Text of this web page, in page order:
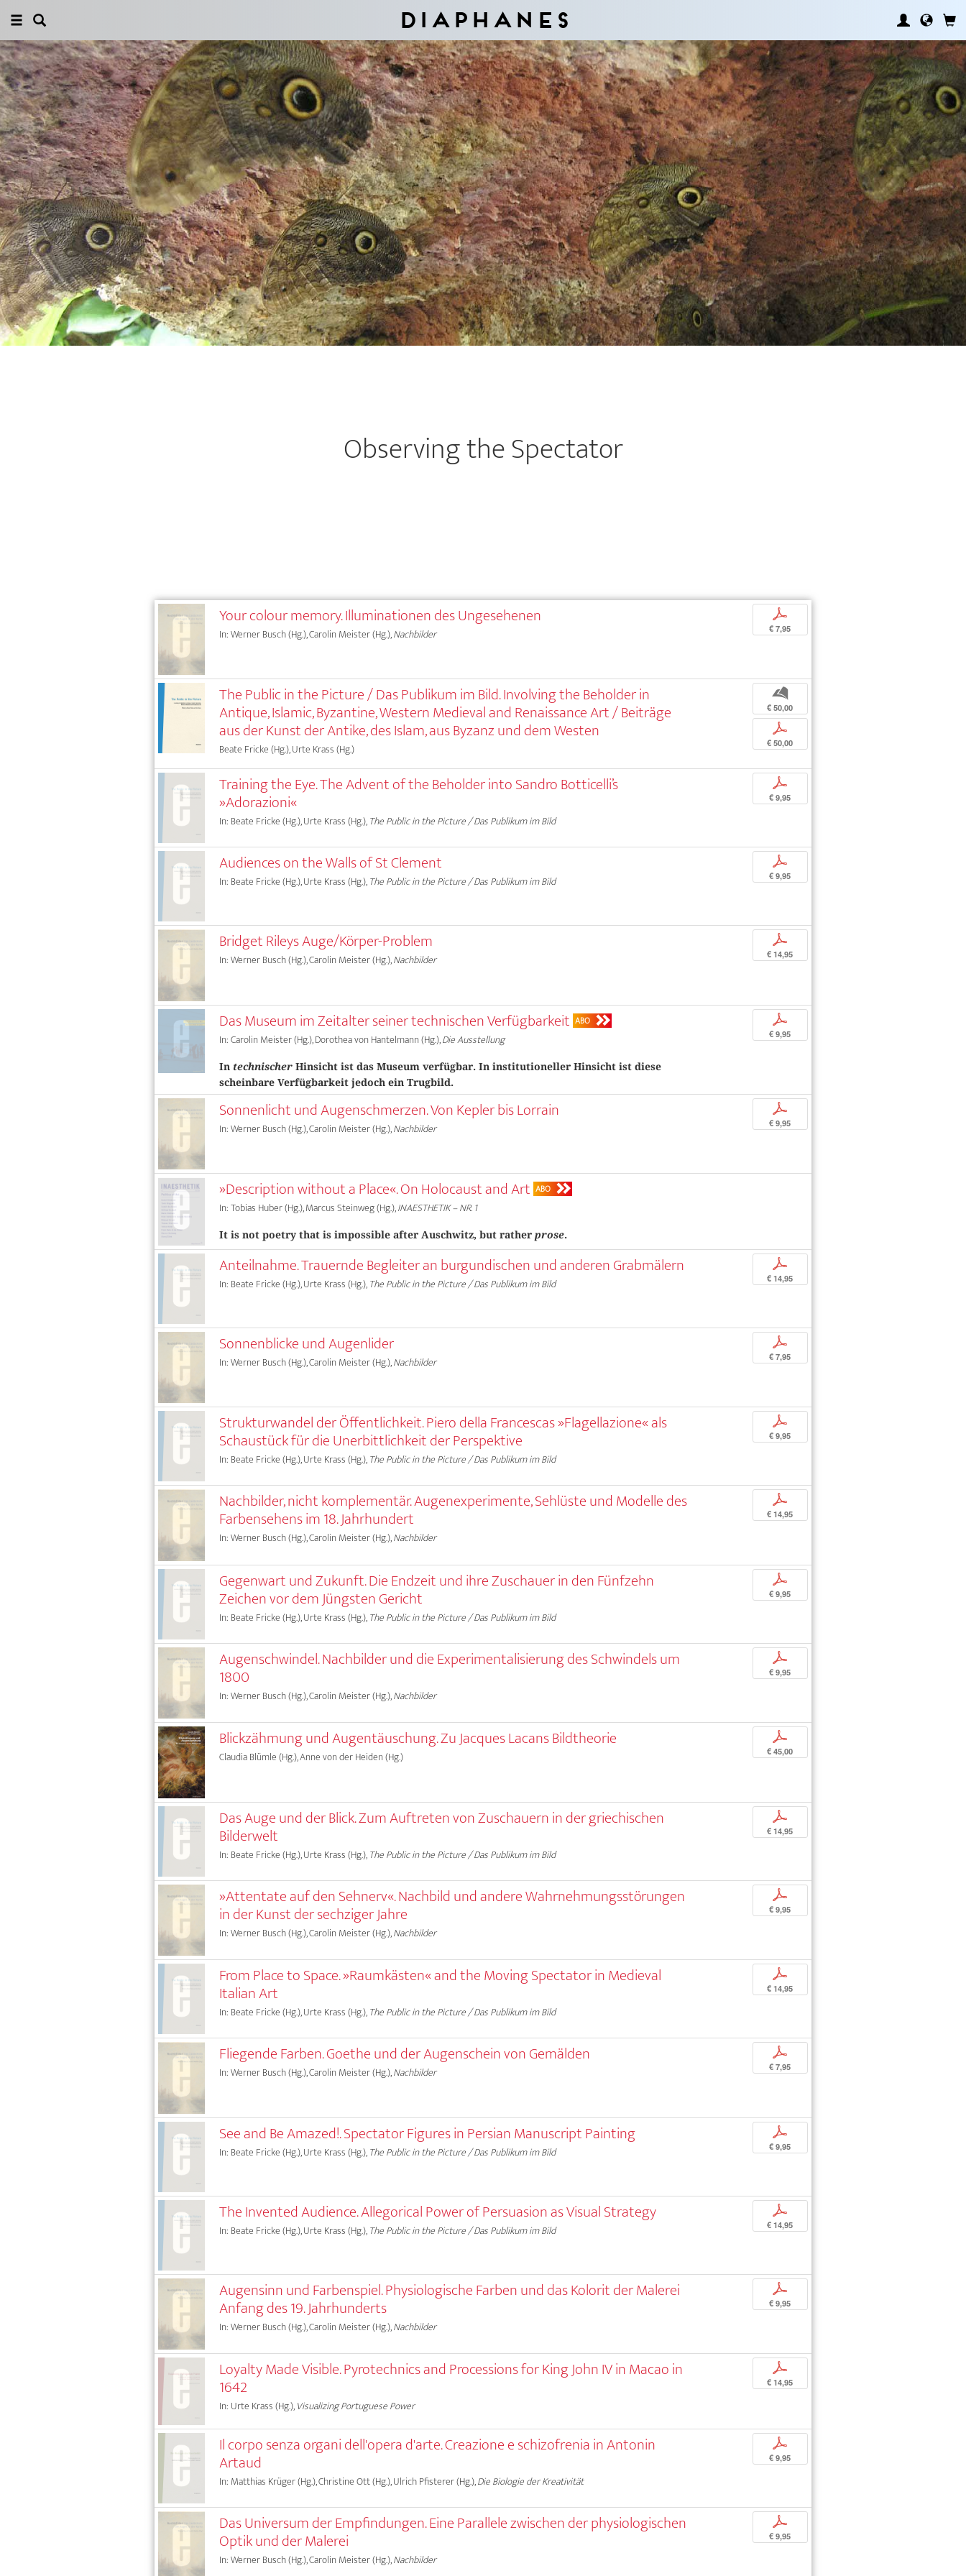
Diaphanes
Observing the Spectator
Your colour memory. Illuminationen des Ungesehenen
In: Werner Busch (Hg.), Carolin Meister (Hg.),Nachbilder
p
€ 7,95
The Public in the Picture / Das Publikum im Bild. Involving the Beholder in
Antique, Islamic, Byzantine, Western Medieval and Renaissance Art / Beiträge
aus der Kunst der Antike, des Islam, aus Byzanz und dem Westen
Beate Fricke (Hg.), Urte Krass (Hg.)
b
€ 50,00
p
€ 50,00
Training the Eye. The Advent of the Beholder into Sandro Botticelli’s
»Adorazioni«
In: Beate Fricke (Hg.), Urte Krass (Hg.),The Public in the Picture / Das Publikum im Bild
p
€ 9,95
Audiences on the Walls of St Clement
In: Beate Fricke (Hg.), Urte Krass (Hg.),The Public in the Picture / Das Publikum im Bild
p
€ 9,95
Bridget Rileys Auge/Körper-Problem
In: Werner Busch (Hg.), Carolin Meister (Hg.),Nachbilder
p
€ 14,95
Das Museum im Zeitalter seiner technischen Verfügbarkeit ABO
In: Carolin Meister (Hg.), Dorothea von Hantelmann (Hg.),Die Ausstellung
In technischerHinsicht ist das Museum verfügbar. In institutioneller Hinsicht ist diese
scheinbare Verfügbarkeit jedoch ein Trugbild.
p
€ 9,95
Sonnenlicht und Augenschmerzen. Von Kepler bis Lorrain
In: Werner Busch (Hg.), Carolin Meister (Hg.),Nachbilder
p
€ 9,95
»Description without a Place«. On Holocaust and Art ABO
In: Tobias Huber (Hg.), Marcus Steinweg (Hg.),INAESTHETIK – NR. 1
It is not poetry that is impossible after Auschwitz, but ratherprose.
Anteilnahme. Trauernde Begleiter an burgundischen und anderen Grabmälern
In: Beate Fricke (Hg.), Urte Krass (Hg.),The Public in the Picture / Das Publikum im Bild
p
€ 14,95
Sonnenblicke und Augenlider
In: Werner Busch (Hg.), Carolin Meister (Hg.),Nachbilder
p
€ 7,95
Strukturwandel der Öffentlichkeit. Piero della Francescas »Flagellazione« als
Schaustück für die Unerbittlichkeit der Perspektive
In: Beate Fricke (Hg.), Urte Krass (Hg.),The Public in the Picture / Das Publikum im Bild
p
€ 9,95
Nachbilder, nicht komplementär. Augenexperimente, Sehlüste und Modelle des
Farbensehens im 18. Jahrhundert
In: Werner Busch (Hg.), Carolin Meister (Hg.),Nachbilder
p
€ 14,95
Gegenwart und Zukunft. Die Endzeit und ihre Zuschauer in den Fünfzehn
Zeichen vor dem Jüngsten Gericht
In: Beate Fricke (Hg.), Urte Krass (Hg.),The Public in the Picture / Das Publikum im Bild
p
€ 9,95
Augenschwindel. Nachbilder und die Experimentalisierung des Schwindels um
1800
In: Werner Busch (Hg.), Carolin Meister (Hg.),Nachbilder
p
€ 9,95
Blickzähmung und Augentäuschung. Zu Jacques Lacans Bildtheorie
Claudia Blümle (Hg.), Anne von der Heiden (Hg.)
p
€ 45,00
Das Auge und der Blick. Zum Auftreten von Zuschauern in der griechischen
Bilderwelt
In: Beate Fricke (Hg.), Urte Krass (Hg.),The Public in the Picture / Das Publikum im Bild
p
€ 14,95
»Attentate auf den Sehnerv«. Nachbild und andere Wahrnehmungsstörungen
in der Kunst der sechziger Jahre
In: Werner Busch (Hg.), Carolin Meister (Hg.),Nachbilder
p
€ 9,95
From Place to Space. »Raumkästen« and the Moving Spectator in Medieval
Italian Art
In: Beate Fricke (Hg.), Urte Krass (Hg.),The Public in the Picture / Das Publikum im Bild
p
€ 14,95
Fliegende Farben. Goethe und der Augenschein von Gemälden
In: Werner Busch (Hg.), Carolin Meister (Hg.),Nachbilder
p
€ 7,95
See and Be Amazed!. Spectator Figures in Persian Manuscript Painting
In: Beate Fricke (Hg.), Urte Krass (Hg.),The Public in the Picture / Das Publikum im Bild
p
€ 9,95
The Invented Audience. Allegorical Power of Persuasion as Visual Strategy
In: Beate Fricke (Hg.), Urte Krass (Hg.),The Public in the Picture / Das Publikum im Bild
p
€ 14,95
Augensinn und Farbenspiel. Physiologische Farben und das Kolorit der Malerei
Anfang des 19. Jahrhunderts
In: Werner Busch (Hg.), Carolin Meister (Hg.),Nachbilder
p
€ 9,95
Loyalty Made Visible. Pyrotechnics and Processions for King John IV in Macao in
1642
In: Urte Krass (Hg.),Visualizing Portuguese Power
p
€ 14,95
Il corpo senza organi dell'opera d'arte. Creazione e schizofrenia in Antonin
Artaud
In: Matthias Krüger (Hg.), Christine Ott (Hg.), Ulrich Pfisterer (Hg.),Die Biologie der Kreativität
p
€ 9,95
Das Universum der Empfindungen. Eine Parallele zwischen der physiologischen
Optik und der Malerei
In: Werner Busch (Hg.), Carolin Meister (Hg.),Nachbilder
p
€ 9,95